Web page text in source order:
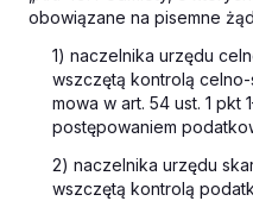
obowiązane na pisemne
1) naczelnika urzędu
wszczętą kontrolą
mowa w art. 54 ust. 1 pkt
postępowaniem
2) naczelnika urzędu
wszczętą kontrolą